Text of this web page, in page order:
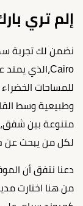
إلم تري
للمساحات الخضراء
وطبيعية وسط
متنوعة بين شقق،
لكل من يبحث عن
دعنا نتفق أن
من هنا اختارت